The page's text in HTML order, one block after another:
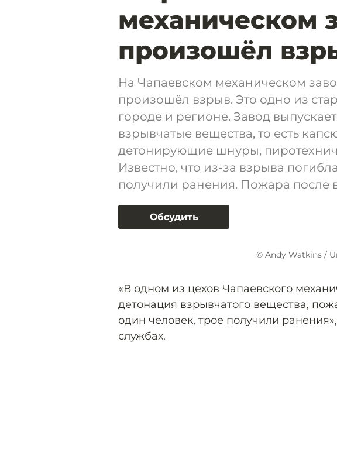
механическом
произошёл
На Чапаевском механическом
произошёл взрыв. Это одно из
городе и регионе. Завод
взрывчатые вещества, то есть
детонирующие шнуры,
Известно, что из-за взрыва
получили ранения. Пожара после
Обсудить
© Andy Watkins /
«В одном из цехов Чапаевского
детонация взрывчатого вещества,
один человек, трое получили
службах.